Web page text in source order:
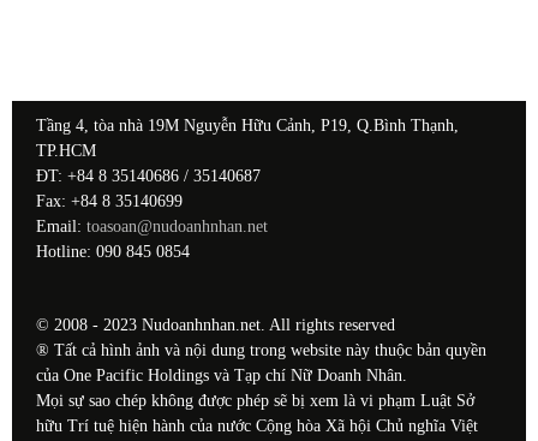
Tầng 4, tòa nhà 19M Nguyễn Hữu Cảnh, P19, Q.Bình Thạnh,
TP.HCM
ĐT: +84 8 35140686 / 35140687
Fax: +84 8 35140699
Email: toasoan@nudoanhnhan.net
Hotline: 090 845 0854
© 2008 - 2023 Nudoanhnhan.net. All rights reserved
® Tất cả hình ảnh và nội dung trong website này thuộc bản quyền
của One Pacific Holdings và Tạp chí Nữ Doanh Nhân.
Mọi sự sao chép không được phép sẽ bị xem là vi phạm Luật Sở
hữu Trí tuệ hiện hành của nước Cộng hòa Xã hội Chủ nghĩa Việt